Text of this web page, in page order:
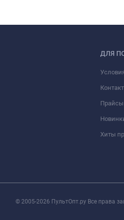
ДЛЯ
Прайсы
Хиты
© 2005-2026 ПультОпт.ру Все права